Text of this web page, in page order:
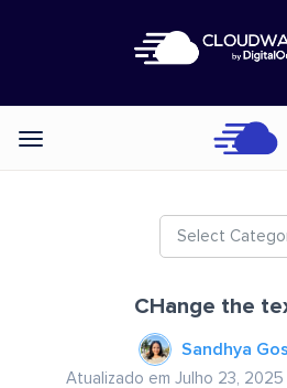
Categories
Select
CHange the
Sandhya
Atualizado em Julho 23, 2025